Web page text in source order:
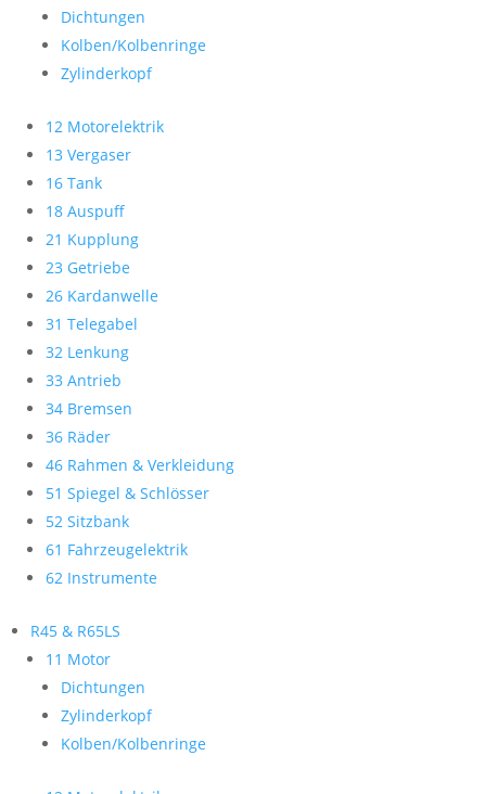
Dichtungen
Kolben/Kolbenringe
Zylinderkopf
12 Motorelektrik
13 Vergaser
16 Tank
18 Auspuff
21 Kupplung
23 Getriebe
26 Kardanwelle
31 Telegabel
32 Lenkung
33 Antrieb
34 Bremsen
36 Räder
46 Rahmen & Verkleidung
51 Spiegel & Schlösser
52 Sitzbank
61 Fahrzeugelektrik
62 Instrumente
R45 & R65LS
11 Motor
Dichtungen
Zylinderkopf
Kolben/Kolbenringe